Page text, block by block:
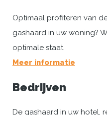
Optimaal profiteren van
gashaard in uw woning?
optimale staat.
Meer informatie
Bedrijven
De gashaard in uw hotel,